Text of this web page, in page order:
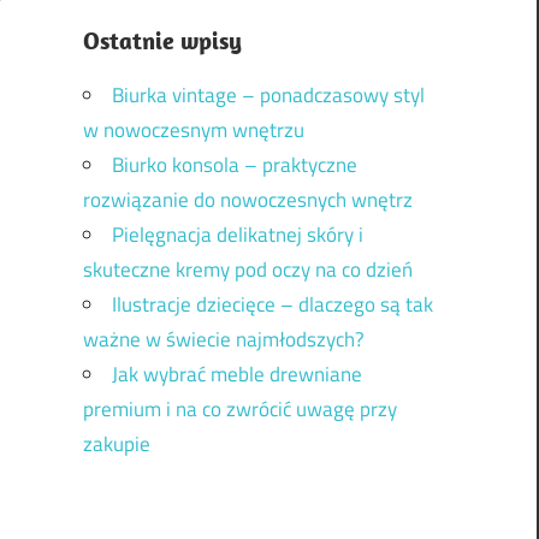
Ostatnie wpisy
Biurka vintage – ponadczasowy styl
w nowoczesnym wnętrzu
Biurko konsola – praktyczne
rozwiązanie do nowoczesnych wnętrz
Pielęgnacja delikatnej skóry i
skuteczne kremy pod oczy na co dzień
Ilustracje dziecięce – dlaczego są tak
ważne w świecie najmłodszych?
Jak wybrać meble drewniane
premium i na co zwrócić uwagę przy
zakupie